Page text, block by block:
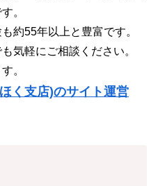
。
約55年以上と豊富です。
気軽にご相談ください。
。
く支店)のサイト運営